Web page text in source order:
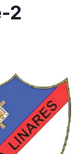
2